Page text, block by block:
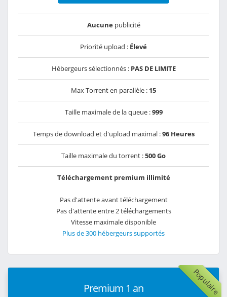
Aucunepublicité
Priorité upload : Élevé
Hébergeurs sélectionnés : PAS DE LIMITE
Max Torrent en parallèle : 15
Taille maximale de la queue :999
Temps de download et d'upload maximal :96 Heures
Taille maximale du torrent :500 Go
Téléchargement premium illimité
Pas d'attente avant téléchargement
Pas d'attente entre 2 téléchargements
Vitesse maximale disponible
Plus de 300 hébergeurs supportés
Populaire
Premium 1 an